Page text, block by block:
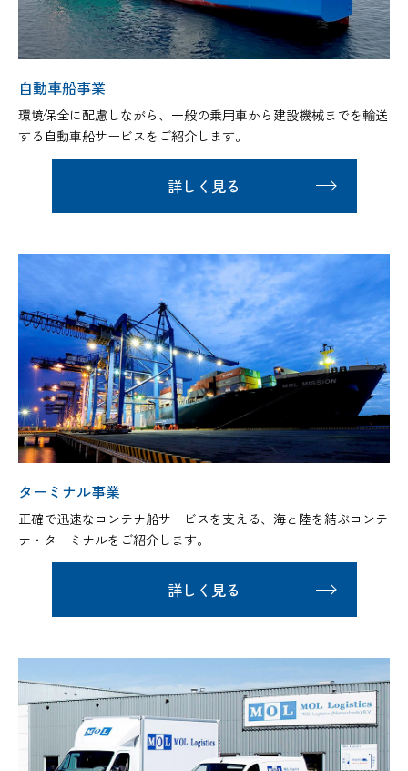
自動車船事業
環境保全に配慮しながら、一般の乗用車から建設機械までを輸送
する自動車船サービスをご紹介します。
詳しく見る
ターミナル事業
正確で迅速なコンテナ船サービスを支える、海と陸を結ぶコンテ
ナ・ターミナルをご紹介します。
詳しく見る